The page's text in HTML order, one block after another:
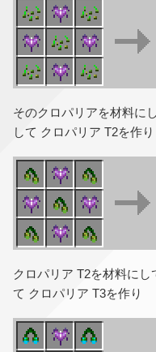
そのクロパリアを材料に
して クロパリア T2を作り
クロパリア T2を材料に
て クロパリア T3を作り